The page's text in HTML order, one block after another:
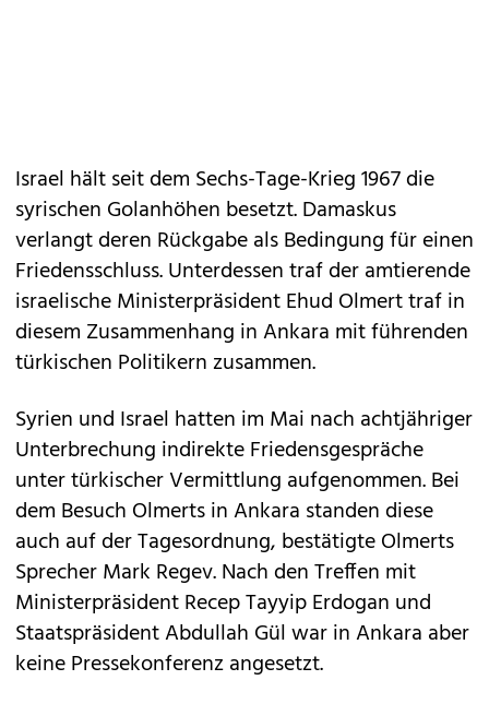
Israel hält seit dem Sechs-Tage-Krieg 1967 die
syrischen Golanhöhen besetzt. Damaskus
verlangt deren Rückgabe als Bedingung für einen
Friedensschluss. Unterdessen traf der amtierende
israelische Ministerpräsident Ehud Olmert traf in
diesem Zusammenhang in Ankara mit führenden
türkischen Politikern zusammen.
Syrien und Israel hatten im Mai nach achtjähriger
Unterbrechung indirekte Friedensgespräche
unter türkischer Vermittlung aufgenommen. Bei
dem Besuch Olmerts in Ankara standen diese
auch auf der Tagesordnung, bestätigte Olmerts
Sprecher Mark Regev. Nach den Treffen mit
Ministerpräsident Recep Tayyip Erdogan und
Staatspräsident Abdullah Gül war in Ankara aber
keine Pressekonferenz angesetzt.